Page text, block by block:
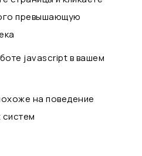
превышающую
javascript в вашем
на поведение